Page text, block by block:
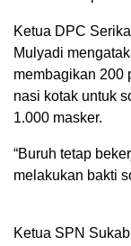
Ketua DPC
Mulyadi
membagikan 200
nasi kotak untuk
1.000 masker.
“Buruh tetap
melakukan bakti
Ketua SPN